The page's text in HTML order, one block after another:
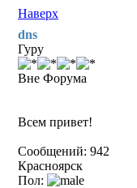
Наверх
dns
Гуру
Вне Форума
Всем привет!
Сообщений: 942
Красноярск
Пол: